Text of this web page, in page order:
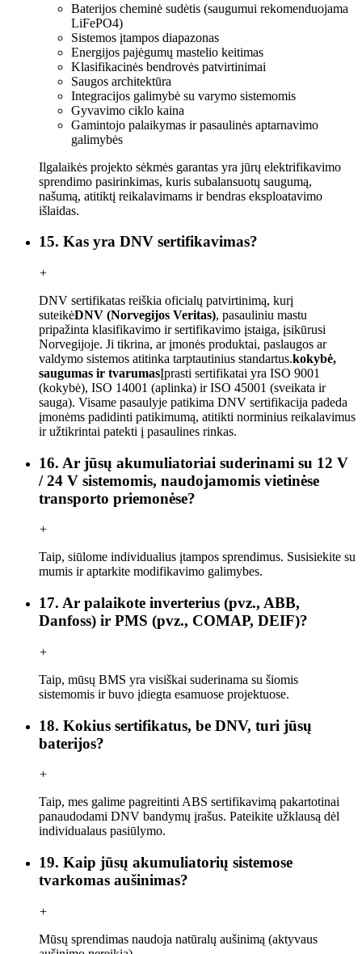
Baterijos cheminė sudėtis (saugumui rekomenduojama
LiFePO4)
Sistemos įtampos diapazonas
Energijos pajėgumų mastelio keitimas
Klasifikacinės bendrovės patvirtinimai
Saugos architektūra
Integracijos galimybė su varymo sistemomis
Gyvavimo ciklo kaina
Gamintojo palaikymas ir pasaulinės aptarnavimo
galimybės
Ilgalaikės projekto sėkmės garantas yra jūrų elektrifikavimo
sprendimo pasirinkimas, kuris subalansuotų saugumą,
našumą, atitiktį reikalavimams ir bendras eksploatavimo
išlaidas.
15. Kas yra DNV sertifikavimas?
+
DNV sertifikatas reiškia oficialų patvirtinimą, kurį
suteikėDNV (Norvegijos Veritas), pasauliniu mastu
pripažinta klasifikavimo ir sertifikavimo įstaiga, įsikūrusi
Norvegijoje. Ji tikrina, ar įmonės produktai, paslaugos ar
valdymo sistemos atitinka tarptautinius standartus.kokybė,
saugumas ir tvarumasĮprasti sertifikatai yra ISO 9001
(kokybė), ISO 14001 (aplinka) ir ISO 45001 (sveikata ir
sauga). Visame pasaulyje patikima DNV sertifikacija padeda
įmonėms padidinti patikimumą, atitikti norminius reikalavimus
ir užtikrintai patekti į pasaulines rinkas.
16. Ar jūsų akumuliatoriai suderinami su 12 V
/ 24 V sistemomis, naudojamomis vietinėse
transporto priemonėse?
+
Taip, siūlome individualius įtampos sprendimus. Susisiekite su
mumis ir aptarkite modifikavimo galimybes.
17. Ar palaikote inverterius (pvz., ABB,
Danfoss) ir PMS (pvz., COMAP, DEIF)?
+
Taip, mūsų BMS yra visiškai suderinama su šiomis
sistemomis ir buvo įdiegta esamuose projektuose.
18. Kokius sertifikatus, be DNV, turi jūsų
baterijos?
+
Taip, mes galime pagreitinti ABS sertifikavimą pakartotinai
panaudodami DNV bandymų įrašus. Pateikite užklausą dėl
individualaus pasiūlymo.
19. Kaip jūsų akumuliatorių sistemose
tvarkomas aušinimas?
+
Mūsų sprendimas naudoja natūralų aušinimą (aktyvaus